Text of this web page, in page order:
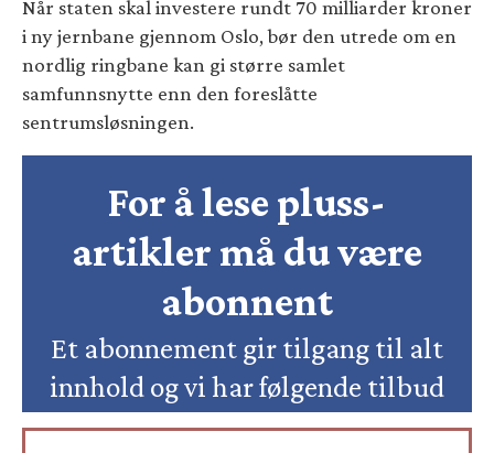
Når staten skal investere rundt 70 milliarder kroner
i ny jernbane gjennom Oslo, bør den utrede om en
nordlig ringbane kan gi større samlet
samfunnsnytte enn den foreslåtte
sentrumsløsningen.
For å lese pluss-
artikler må du være
abonnent
Et abonnement gir tilgang til alt
innhold og vi har følgende tilbud